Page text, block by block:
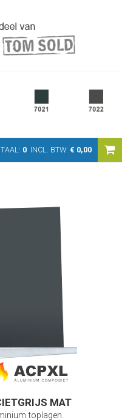
0 INCL. BTW: € 0,00
MAT
toplagen.